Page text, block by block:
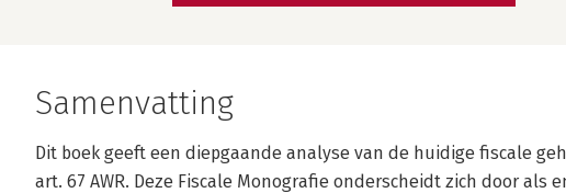
Samenvatting
Dit boek geeft een diepgaande analyse van de huidige fiscale
art. 67 AWR. Deze Fiscale Monografie onderscheidt zich door als